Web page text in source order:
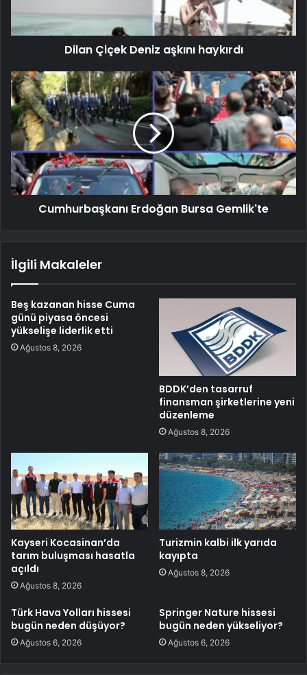
Dilan Çiçek Deniz aşkını haykırdı
Cumhurbaşkanı Erdoğan Bursa Gemlik'te
İlgili Makaleler
Beş kazanan hisse Cuma
günü piyasa öncesi
yükselişe liderlik etti
Ağustos 8, 2026
BDDK’den tasarruf
finansman şirketlerine yeni
düzenleme
Ağustos 8, 2026
Kayseri Kocasinan’da
tarım buluşması hasatla
açıldı
Ağustos 8, 2026
Turizmin kalbi ilk yarıda
kayıpta
Ağustos 8, 2026
Türk Hava Yolları hissesi
bugün neden düşüyor?
Ağustos 6, 2026
Springer Nature hissesi
bugün neden yükseliyor?
Ağustos 6, 2026